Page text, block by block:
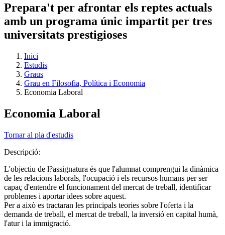
Prepara't per afrontar els reptes actuals
amb un programa únic impartit per tres
universitats prestigioses
Inici
Estudis
Graus
Grau en Filosofia, Política i Economia
Economia Laboral
Economia Laboral
Tornar al pla d'estudis
Descripció:
L'objectiu de l?assignatura és que l'alumnat comprengui la dinàmica
de les relacions laborals, l'ocupació i els recursos humans per ser
capaç d'entendre el funcionament del mercat de treball, identificar
problemes i aportar idees sobre aquest.
Per a això es tractaran les principals teories sobre l'oferta i la
demanda de treball, el mercat de treball, la inversió en capital humà,
l'atur i la immigració.